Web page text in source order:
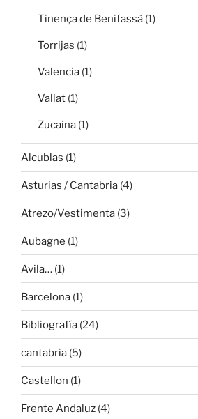
Tinença de Benifassà (1)
Torrijas (1)
Valencia (1)
Vallat (1)
Zucaina (1)
Alcublas (1)
Asturias / Cantabria (4)
Atrezo/Vestimenta (3)
Aubagne (1)
Avila… (1)
Barcelona (1)
Bibliografía (24)
cantabria (5)
Castellon (1)
Frente Andaluz (4)